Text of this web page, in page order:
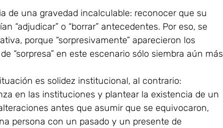
de una gravedad incalculable: reconocer que su
“adjudicar” o “borrar” antecedentes. Por eso, se
porque “sorpresivamente” aparecieron los
“sorpresa” en este escenario sólo siembra aún más
es solidez institucional, al contrario:
en las instituciones y plantear la existencia de un
antes que asumir que se equivocaron,
persona con un pasado y un presente de